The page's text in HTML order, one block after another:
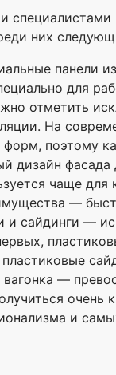
специалистами
них
панели
для
отметить
На
форм, поэтому
дизайн фасада
чаще
—
и сайдинги —
—
очень
и